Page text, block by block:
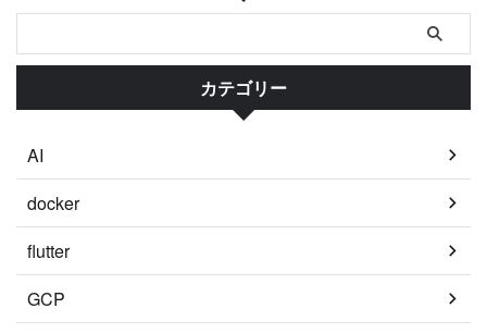
カテゴリー
AI
docker
flutter
GCP